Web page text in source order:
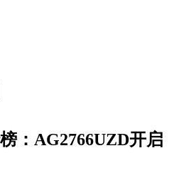
：AG2766UZD开启